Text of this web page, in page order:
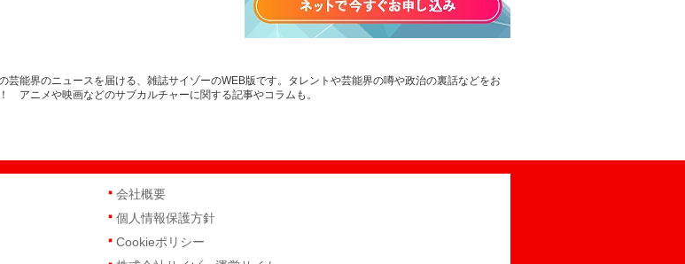
能界のニュースを届ける、雑誌サイゾーのWEB版です。タレントや芸能界の噂や政治の裏話などをお
アニメや映画などのサブカルチャーに関する記事やコラムも。
会社概要
個人情報保護方針
Cookieポリシー